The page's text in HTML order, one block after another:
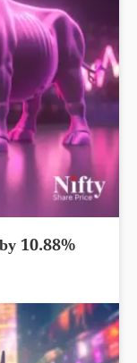
10.88%